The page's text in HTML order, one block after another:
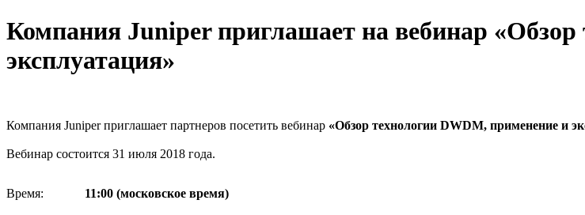
Компания Juniper приглашает на вебинар
эксплуатация»
Компания Juniper приглашает партнеров посетить вебинар «Обзор технологии DWDM, применение и
Вебинар состоится 31 июля 2018 года.
Время: 11:00 (московское время)